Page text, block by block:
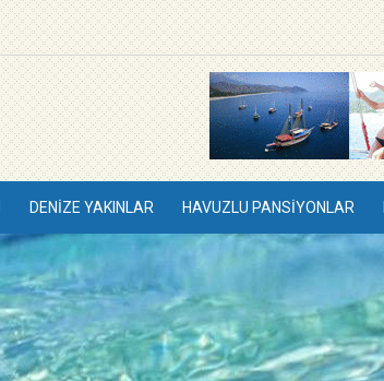
DENIZE YAKINLAR HAVUZLU PANSIYONLAR